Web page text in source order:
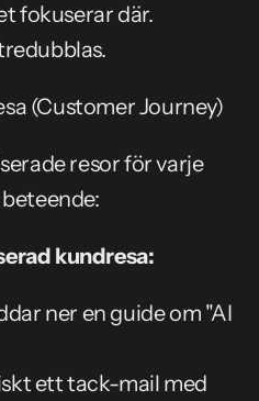
fokuserar där.
(Customer Journey)
resor för varje
kundresa:
ner en guide om "AI
ett tack-mail med